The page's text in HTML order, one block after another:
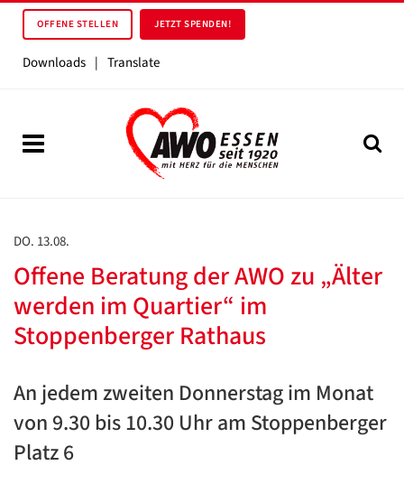
OFFENE STELLEN JETZT SPENDEN!
Downloads | Translate
DO. 13.08.
Offene Beratung der AWO zu „Älter
werden im Quartier“ im
Stoppenberger Rathaus
An jedem zweiten Donnerstag im Monat
von 9.30 bis 10.30 Uhr am Stoppenberger
Platz 6